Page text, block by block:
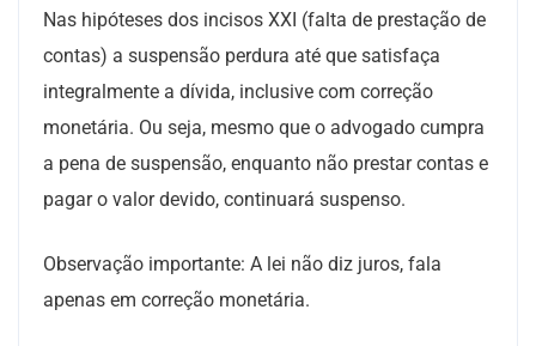
Nas hipóteses dos incisos XXI (falta de prestação de
contas) a suspensão perdura até que satisfaça
integralmente a dívida, inclusive com correção
monetária. Ou seja, mesmo que o advogado cumpra
a pena de suspensão, enquanto não prestar contas e
pagar o valor devido, continuará suspenso.
Observação importante: A lei não diz juros, fala
apenas em correção monetária.